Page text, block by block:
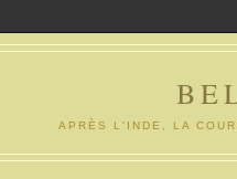
APRÈS L'INDE, LA